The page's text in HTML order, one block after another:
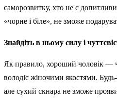
саморозвитку, хто не є
«чорне і біле», не зможе
Знайдіть в ньому силу і
Як правило, хороший чоловік —
володіє жіночими якостями.
але сухий скнара не зможе